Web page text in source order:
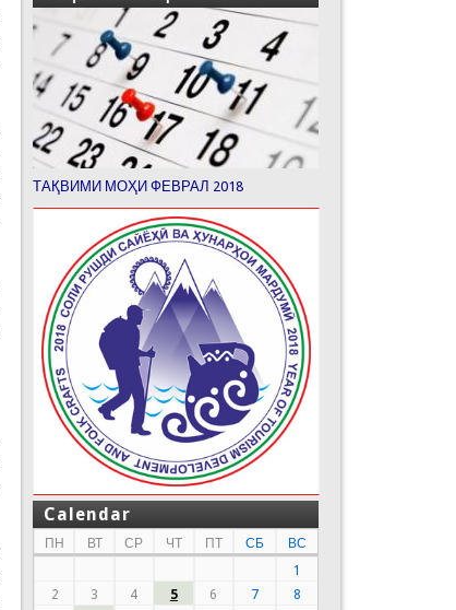
ТАҚВИМИ МОҲИ ФЕВРАЛ 2018
Calendar
ПН ВТ СР ЧТ ПТ СБ
ВС
1
2
3 4 5 6 7
8